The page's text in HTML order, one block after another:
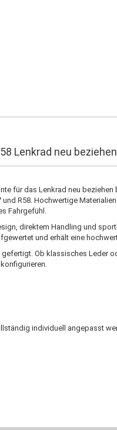
Lenkrad neu
für das Lenkrad neu beziehen
und R58. Hochwertige
Fahrgefühl.
direktem Handling und
und erhält eine
Ob klassisches Leder
individuell angepasst